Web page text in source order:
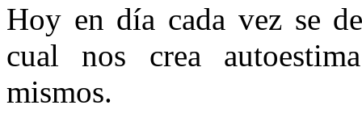
Hoy en día cada vez se
cual nos crea
mismos.